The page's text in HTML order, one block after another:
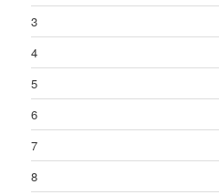
3
4
5
6
7
8